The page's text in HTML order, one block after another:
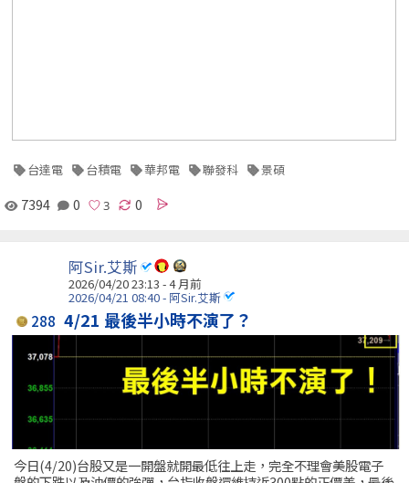
台達電 台積電 華邦電 聯發科 景碩
7394 0 0
阿Sir.艾斯
2026/04/20 23:13 - 4 月前
2026/04/21 08:40 - 阿Sir.艾斯
288 4/21 最後半小時不演了？
今日(4/20)台股又是一開盤就開最低往上走，完全不理會美股電子